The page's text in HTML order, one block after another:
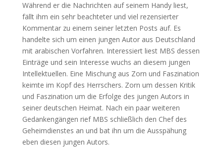
Während er die Nachrichten auf seinem Handy liest,
fällt ihm ein sehr beachteter und viel rezensierter
Kommentar zu einem seiner letzten Posts auf. Es
handelte sich um einen jungen Autor aus Deutschland
mit arabischen Vorfahren. Interessiert liest MBS dessen
Einträge und sein Interesse wuchs an diesem jungen
Intellektuellen. Eine Mischung aus Zorn und Faszination
keimte im Kopf des Herrschers. Zorn um dessen Kritik
und Faszination um die Erfolge des jungen Autors in
seiner deutschen Heimat. Nach ein paar weiteren
Gedankengängen rief MBS schließlich den Chef des
Geheimdienstes an und bat ihn um die Ausspähung
eben diesen jungen Autors.